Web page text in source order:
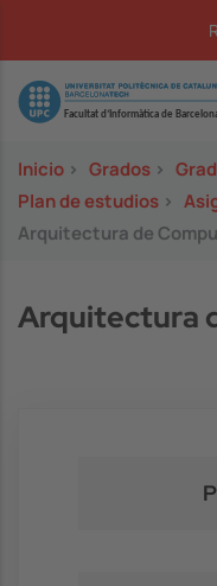
Image
Inicio > Grados >
Plan de estudios >
Arquitectura de
Arquitectura